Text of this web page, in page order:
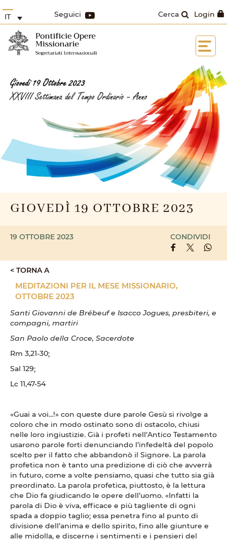
Login
Cerca
Seguici
IT
GIOVEDÌ 19 OTTOBRE 2023
19 OTTOBRE 2023 CONDIVIDI
< TORNA A
MEDITAZIONI PER IL MESE MISSIONARIO,
OTTOBRE 2023
Santi Giovanni de Brébeuf e Isacco Jogues, presbiteri, e
compagni, martiri
San Paolo della Croce, Sacerdote
Rm 3,21-30;
Sal 129;
Lc 11,47-54
«Guai a voi...!» con queste dure parole Gesù si rivolge a
coloro che in modo ostinato sono di ostacolo, chiusi
nelle loro ingiustizie. Già i profeti nell’Antico Testamento
usarono parole forti denunciando l’infedeltà del popolo
scelto per il fatto che abbandonò il Signore. La parola
profetica non è tanto una predizione di ciò che avverrà
in futuro, come a volte pensiamo, quasi che tutto sia già
preordinato. La parola profetica, piuttosto, è la lettura
che Dio fa giudicando le opere dell’uomo. «Infatti la
parola di Dio è viva, efficace e più tagliente di ogni
spada a doppio taglio; essa penetra fino al punto di
divisione dell’anima e dello spirito, fino alle giunture e
alle midolla, e discerne i sentimenti e i pensieri del